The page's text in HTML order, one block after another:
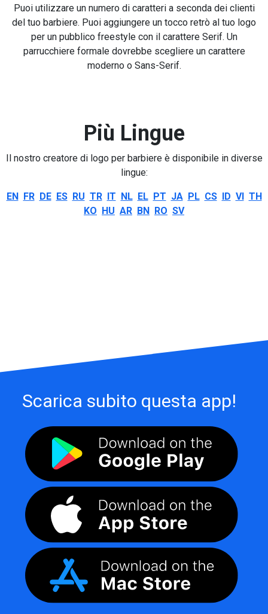
Puoi utilizzare un numero di caratteri a seconda dei clienti
del tuo barbiere. Puoi aggiungere un tocco retrò al tuo logo
per un pubblico freestyle con il carattere Serif. Un
parrucchiere formale dovrebbe scegliere un carattere
moderno o Sans-Serif.
Più Lingue
Il nostro creatore di logo per barbiere è disponibile in diverse
lingue:
EN FR DE ES RU TR IT NL EL PT JA PL CS ID VI TH
KO HU AR BN RO SV
Scarica subito questa app!